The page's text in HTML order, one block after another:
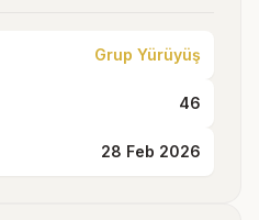
Grup Yürüyüş
46
28 Feb 2026